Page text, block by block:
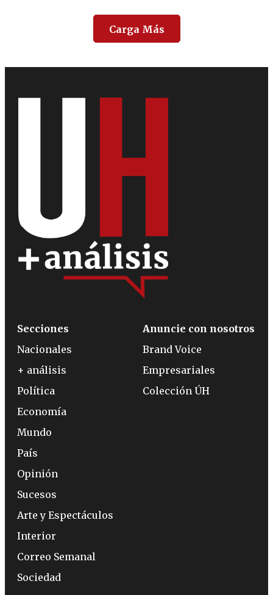
Carga Más
Secciones
Nacionales
+ análisis
Política
Economía
Mundo
País
Opinión
Sucesos
Arte y Espectáculos
Interior
Correo Semanal
Sociedad
Anuncie con nosotros
Brand Voice
Empresariales
Colección ÚH